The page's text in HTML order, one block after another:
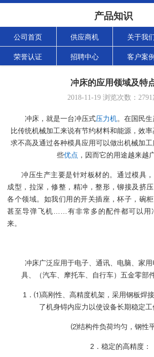
产品知识
公司首页 供应商机 关于我
荣誉认证 招聘中心 客户案例
冲床的应用领域及特
2018-11-19 浏览次数： 2791
冲床，就是一台冲压式压力机。在国民
比传统机械加工来说有节约材料和能源，效
求不高及通过各种模具应用可以做出机械加
些优点 ，因而它的用途越来越
冲压生产主要是针对板材的。通过模具
成型，拉深，修整，精冲，整形，铆接及挤
各个领域。如我们用的开关插座，杯子，碗柜
甚至导弹飞机……有非常多的配件都可以用
来。
冲床广泛应用于电子、通讯、电脑、家
具、（汽车、摩托车、自行车）五金零部
1．⑴高刚性、高精度机架，采用钢板焊
了机身锝内应力以使设备长期稳定工
⑵结构件负荷均匀，钢性平
2．稳定的高精度：